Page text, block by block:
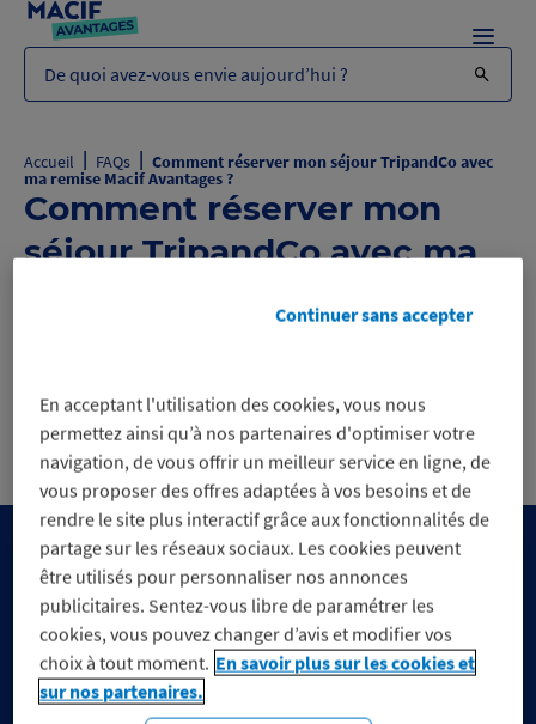
De quoi avez-vous envie aujourd’hui ?
Menu
Accueil | FAQs | Comment réserver mon séjour TripandCo avec
ma remise Macif Avantages ?
Comment réserver mon
séjour TripandCo avec ma
Avantages ?
En acceptant l'utilisation des cookies, vous nous
permettez ainsi qu’à nos partenaires d'optimiser votre
navigation, de vous offrir un meilleur service en ligne, de
vous proposer des offres adaptées à vos besoins et de
rendre le site plus interactif grâce aux fonctionnalités de
partage sur les réseaux sociaux. Les cookies peuvent
être utilisés pour personnaliser nos annonces
publicitaires. Sentez-vous libre de paramétrer les
cookies, vous pouvez changer d’avis et modifier vos
choix à tout moment. En savoir plus sur les cookies et
sur nos partenaires.
Continuer sans accepter